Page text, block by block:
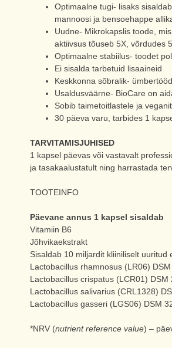
Optimaalne tugi- lisaks
mannoosi ja bensoehappe
Uudne- Mikrokapslis toode,
aktiivsus tõuseb 5X, võrdudes
Optimaalne stabiilus- toodet
Ei sisalda tarbetuid lisaaineid
Keskkonna sõbralik-
Usaldusväärne- BioCare on
Sobib taimetoitlastele ja
30 päeva varu, tarbides 1
TARVITAMISJUHISED
1 kapsel päevas või vastavalt
ja tasakaalustatult ning harrastada
TOOTEINFO
Päevane annus 1 kapsel sisaldab
Vitamiin B6
Jõhvikaekstrakt
Sisaldab 10 miljardit kliiniliselt uuritud
Lactobacillus rhamnosus (LR06)
Lactobacillus crispatus (LCR01) DSM
Lactobacillus salivarius (CRL1328)
Lactobacillus gasseri (LGS06) DSM
*NRV (nutrient reference value) –